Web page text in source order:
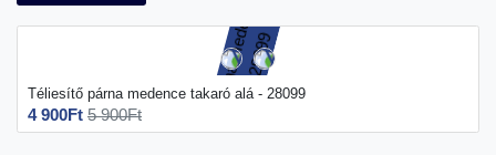
Téliesítő párna medence takaró alá - 28099
4 900Ft 5 900Ft